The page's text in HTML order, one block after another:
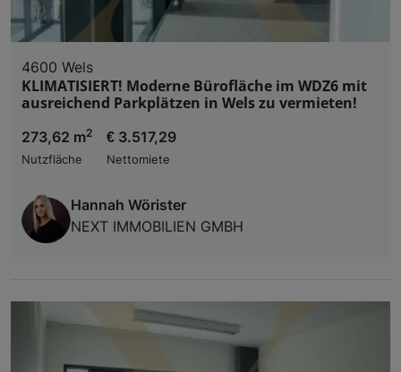
4600 Wels
KLIMATISIERT! Moderne Bürofläche im WDZ6 mit
ausreichend Parkplätzen in Wels zu vermieten!
273,62 m2
Nutzfläche
€ 3.517,29
Nettomiete
Hannah Wörister
NEXT IMMOBILIEN GMBH